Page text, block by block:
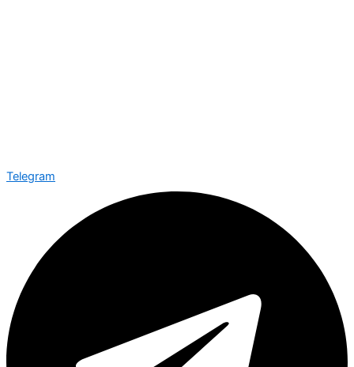
Telegram